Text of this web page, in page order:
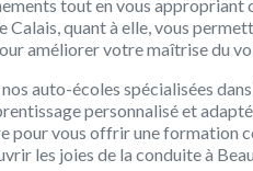
tout en vous appropriant
Calais, quant à elle, vous
améliorer votre maîtrise du
auto-écoles spécialisées
personnalisé et
pour vous offrir une formation
les joies de la conduite à